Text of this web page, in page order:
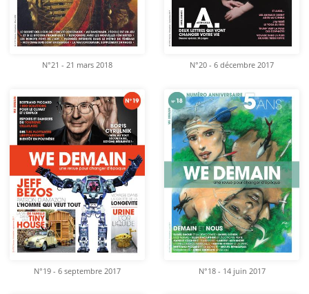
N°21 - 21 mars 2018 N°20 - 6 décembre 2017
N°19 - 6 septembre 2017 N°18 - 14 juin 2017